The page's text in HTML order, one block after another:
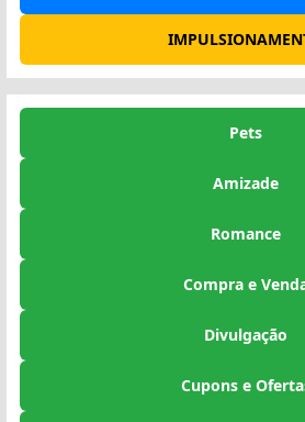
Pets
Amizade
Romance
Compra e
Divulgação
Cupons e